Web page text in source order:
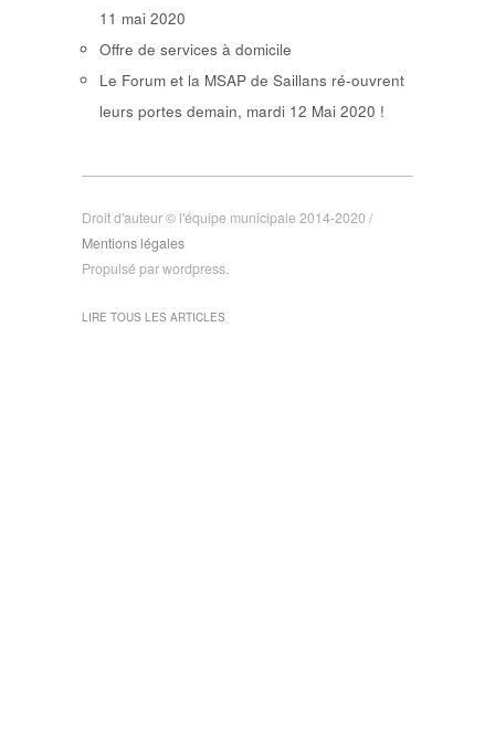
11 mai 2020
Offre de services à domicile
Le Forum et la MSAP de Saillans ré-ouvrent
leurs portes demain, mardi 12 Mai 2020 !
Droit d'auteur © l'équipe municipale 2014-2020 /
Mentions légales
Propulsé par wordpress.
LIRE TOUS LES ARTICLES